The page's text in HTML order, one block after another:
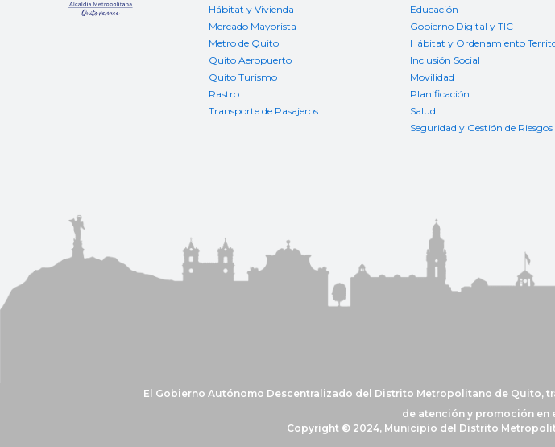
Hábitat y Vivienda
Mercado Mayorista
Metro de Quito
Quito Aeropuerto
Quito Turismo
Rastro
Transporte de Pasajeros
Educación
Gobierno Digital y TIC
Hábitat y Ordenamiento
Inclusión Social
Movilidad
Planificación
Salud
Seguridad y Gestión de Riesgos
El Gobierno Autónomo Descentralizado del Distrito Metropolitano de Quito,
de atención y promoción
Copyright © 2024, Municipio del Distrito